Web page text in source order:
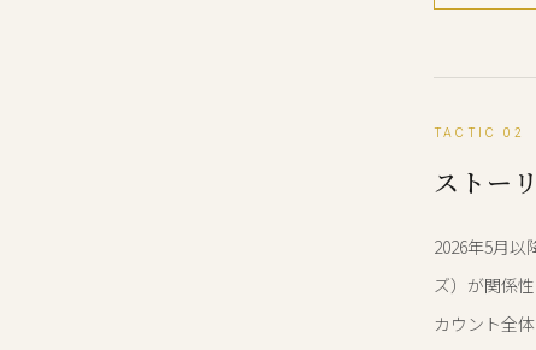
TACTIC 02
ストー
2026年5月
ズ）が関係
カウント全